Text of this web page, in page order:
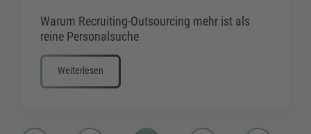
Warum Recruiting-Outsourcing mehr ist als
reine Personalsuche
Weiterlesen